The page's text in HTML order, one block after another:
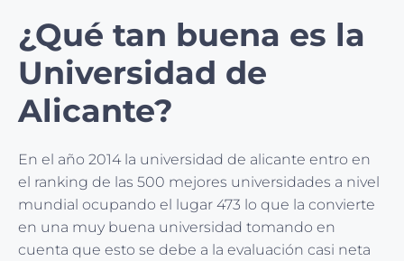
¿Qué tan buena es la
Universidad de
Alicante?
En el año 2014 la universidad de alicante entro en
el ranking de las 500 mejores universidades a nivel
mundial ocupando el lugar 473 lo que la convierte
en una muy buena universidad tomando en
cuenta que esto se debe a la evaluación casi neta